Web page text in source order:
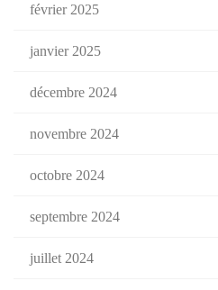
février 2025
janvier 2025
décembre 2024
novembre 2024
octobre 2024
septembre 2024
juillet 2024